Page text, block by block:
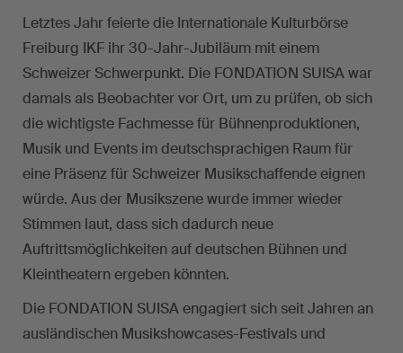
Letztes Jahr feierte die Internationale Kulturbörse
Freiburg IKF ihr 30-Jahr-Jubiläum mit einem
Schweizer Schwerpunkt. Die FONDATION SUISA war
damals als Beobachter vor Ort, um zu prüfen, ob sich
die wichtigste Fachmesse für Bühnenproduktionen,
Musik und Events im deutschsprachigen Raum für
eine Präsenz für Schweizer Musikschaffende eignen
würde. Aus der Musikszene wurde immer wieder
Stimmen laut, dass sich dadurch neue
Auftrittsmöglichkeiten auf deutschen Bühnen und
Kleintheatern ergeben könnten.
Die FONDATION SUISA engagiert sich seit Jahren an
ausländischen Musikshowcases-Festivals und